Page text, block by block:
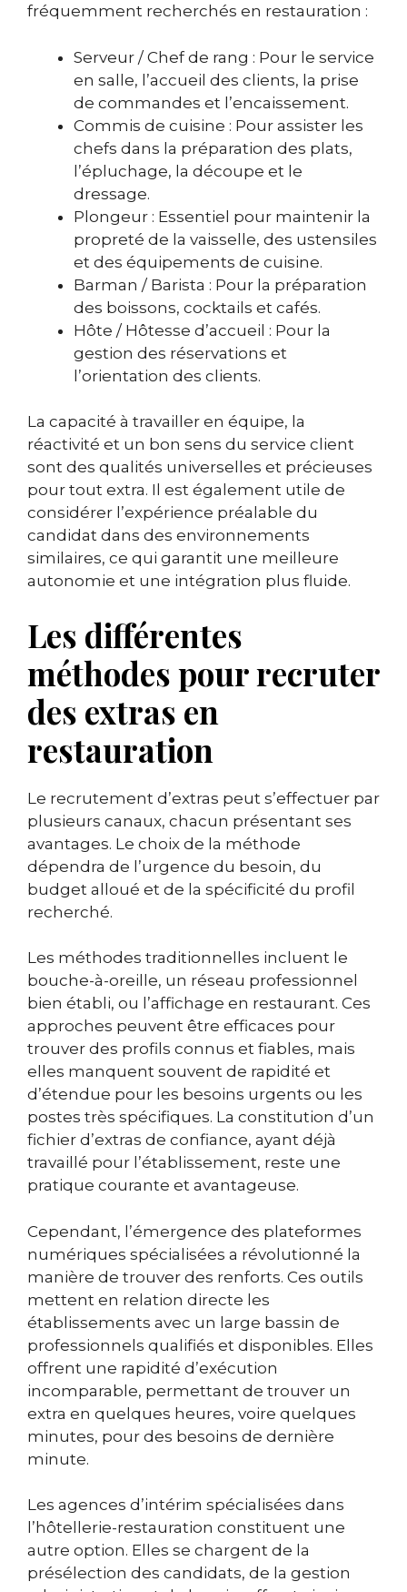
fréquemment recherchés en restauration :
Serveur / Chef de rang : Pour le service
en salle, l’accueil des clients, la prise
de commandes et l’encaissement.
Commis de cuisine : Pour assister les
chefs dans la préparation des plats,
l’épluchage, la découpe et le
dressage.
Plongeur : Essentiel pour maintenir la
propreté de la vaisselle, des ustensiles
et des équipements de cuisine.
Barman / Barista : Pour la préparation
des boissons, cocktails et cafés.
Hôte / Hôtesse d’accueil : Pour la
gestion des réservations et
l’orientation des clients.
La capacité à travailler en équipe, la
réactivité et un bon sens du service client
sont des qualités universelles et précieuses
pour tout extra. Il est également utile de
considérer l’expérience préalable du
candidat dans des environnements
similaires, ce qui garantit une meilleure
autonomie et une intégration plus fluide.
Les différentes
méthodes pour recruter
des extras en
restauration
Le recrutement d’extras peut s’effectuer par
plusieurs canaux, chacun présentant ses
avantages. Le choix de la méthode
dépendra de l’urgence du besoin, du
budget alloué et de la spécificité du profil
recherché.
Les méthodes traditionnelles incluent le
bouche-à-oreille, un réseau professionnel
bien établi, ou l’affichage en restaurant. Ces
approches peuvent être efficaces pour
trouver des profils connus et fiables, mais
elles manquent souvent de rapidité et
d’étendue pour les besoins urgents ou les
postes très spécifiques. La constitution d’un
fichier d’extras de confiance, ayant déjà
travaillé pour l’établissement, reste une
pratique courante et avantageuse.
Cependant, l’émergence des plateformes
numériques spécialisées a révolutionné la
manière de trouver des renforts. Ces outils
mettent en relation directe les
établissements avec un large bassin de
professionnels qualifiés et disponibles. Elles
offrent une rapidité d’exécution
incomparable, permettant de trouver un
extra en quelques heures, voire quelques
minutes, pour des besoins de dernière
minute.
Les agences d’intérim spécialisées dans
l’hôtellerie-restauration constituent une
autre option. Elles se chargent de la
présélection des candidats, de la gestion